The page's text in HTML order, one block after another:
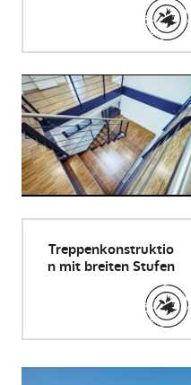
Treppenkonstruktio
n mit breiten Stufen